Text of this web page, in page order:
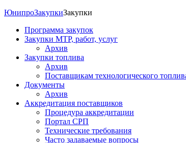
ЮнипроЗакупкиЗакупки
Программа закупок
Закупки МТР, работ, услуг
Архив
Закупки топлива
Архив
Поставщикам технологического
Документы
Архив
Аккредитация поставщиков
Процедура аккредитации
Портал СРП
Технические требования
Часто задаваемые вопросы